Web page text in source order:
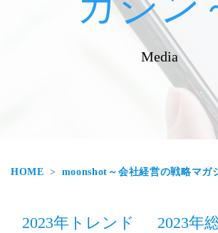
Media
HOME moonshot～会社経営の戦略マガ
2023年トレンド 2023年